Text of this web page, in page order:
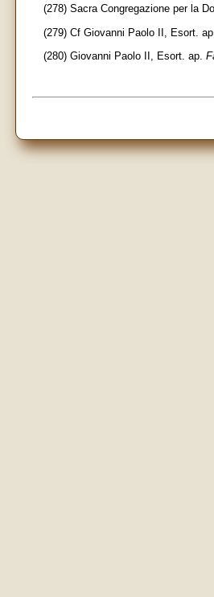
(278) Sacra Congregazione per la
(279) Cf Giovanni Paolo II, Esort. ap.
(280) Giovanni Paolo II, Esort. ap.